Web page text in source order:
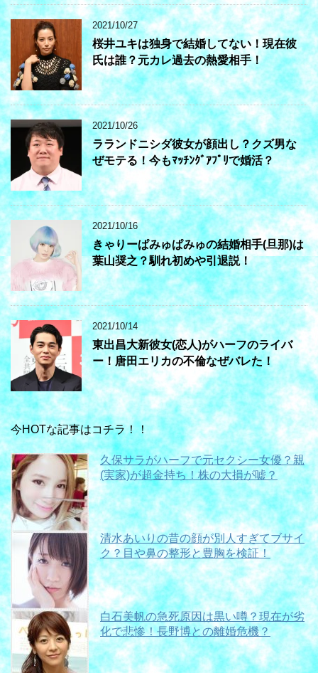
2021/10/27
桜井ユキは独身で結婚してない！現在彼
氏は誰？元カレ過去の熱愛相手！
2021/10/26
ラランドニシダ彼女が顔出し？クズ男な
ぜモテる！今もﾏｯﾁﾝｸﾞｱﾌﾟﾘで婚活？
2021/10/16
きゃりーぱみゅぱみゅの結婚相手(旦那)は
葉山奨之？馴れ初めや引退説！
2021/10/14
東出昌大新彼女(恋人)がハーフのライバ
ー！唐田エリカの不倫なぜバレた！
今HOTな記事はコチラ！！
久保サラがハーフで元セクシー女優？親
(実家)が超金持ち！株の大損が嘘？
清水あいりの昔の顔が別人すぎてブサイ
ク？目や鼻の整形と豊胸を検証！
白石美帆の急死原因は黒い噂？現在が劣
化で悲惨！長野博との離婚危機？